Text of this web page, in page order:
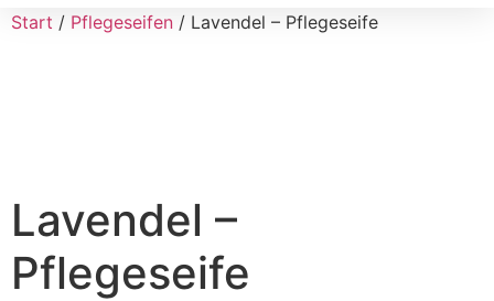
Start / Pflegeseifen / Lavendel – Pflegeseife
Lavendel –
Pflegeseife